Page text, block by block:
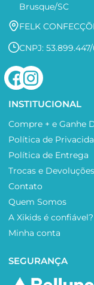
Brusque/SC
FELK
CNPJ:
INSTITUCIONAL
Compre + e Ganhe
Política de
Política de Entrega
Trocas e Devoluções
Contato
Quem Somos
A Xikids é confiável?
Minha conta
SEGURANÇA